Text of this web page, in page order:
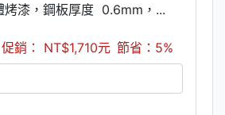
烤漆，鋼板厚度 0.6mm，...
促銷： NT$1,710元 節省：5%